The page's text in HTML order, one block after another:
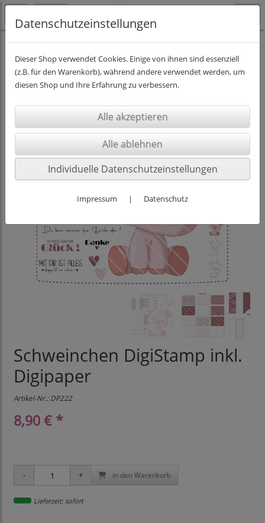
DIGISTAMPS INKL. PAPIER
Schweinchen DigiStamp inkl.
Digipaper
Artikel-Nr.:DP222
8,90 € *
in den Warenkorb
Lieferzeit: sofort
Datenschutzeinstellungen
Dieser Shop verwendet Cookies. Einige von ihnen sind essenziell
(z.B. für den Warenkorb), während andere verwendet werden, um
diesen Shop und Ihre Erfahrung zu verbessern.
Individuelle Datenschutzeinstellungen
Impressum | Datenschutz